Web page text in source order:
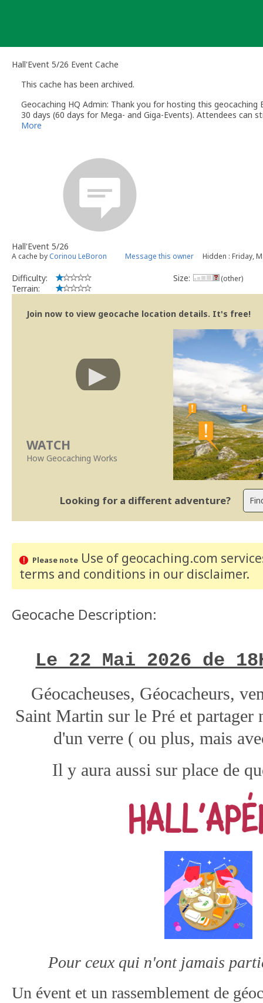
Hall'Event 5/26 Event Cache
This cache has been archived.
Geocaching HQ Admin: Thank you for hosting this
30 days (60 days for Mega- and Giga-Events). Attendees can
More
Hall'Event 5/26
A cache by Corinou LeBoron Message this owner Hidden : Friday,
Difficulty:
Terrain:
Size: (other)
Join now to view geocache location details. It's free!
WATCH
How Geocaching Works
Looking for a different adventure?
Please noteUse of geocaching.com
terms and conditions in our disclaimer.
Geocache Description:
Le 22 Mai 2026 de
Géocacheuses, Géocacheurs,
Saint Martin sur le Pré et partager
d'un verre ( ou plus, mais
Il y aura aussi sur place de
Pour ceux qui n'ont jamais
Un évent et un rassemblement de